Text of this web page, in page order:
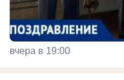
вчера в 19:00